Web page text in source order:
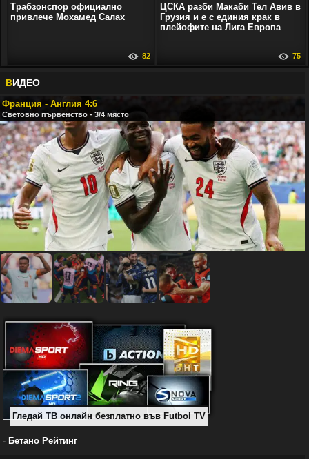
Трабзонспор официално
привлече Мохамед Салах
82
ЦСКА разби Макаби Тел Авив в
Грузия и е с единия крак в
плейофите на Лига Европа
75
ВИДЕО
Франция - Англия 4:6
Световно първенство - 3/4 място
Гледай ТВ онлайн безплатно във Futbol TV
- Бетано Рейтинг